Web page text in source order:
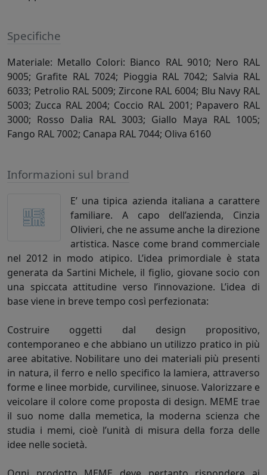
Specifiche
Materiale: Metallo Colori: Bianco RAL 9010; Nero RAL
9005; Grafite RAL 7024; Pioggia RAL 7042; Salvia RAL
6033; Petrolio RAL 5009; Zircone RAL 6004; Blu Navy RAL
5003; Zucca RAL 2004; Coccio RAL 2001; Papavero RAL
3000; Rosso Dalia RAL 3003; Giallo Maya RAL 1005;
Fango RAL 7002; Canapa RAL 7044; Oliva 6160
Informazioni sul brand
E’ una tipica azienda italiana a carattere
familiare. A capo dell’azienda, Cinzia
Olivieri, che ne assume anche la direzione
artistica. Nasce come brand commerciale
nel 2012 in modo atipico. L’idea primordiale è stata
generata da Sartini Michele, il figlio, giovane socio con
una spiccata attitudine verso l’innovazione. L’idea di
base viene in breve tempo così perfezionata:
Costruire oggetti dal design propositivo,
contemporaneo e che abbiano un utilizzo pratico in più
aree abitative. Nobilitare uno dei materiali più presenti
in natura, il ferro e nello specifico la lamiera, attraverso
forme e linee morbide, curvilinee, sinuose. Valorizzare e
veicolare il colore come proposta di design. MEME trae
il suo nome dalla memetica, la moderna scienza che
studia i memi, cioè l’unità di misura della forza delle
idee nelle società.